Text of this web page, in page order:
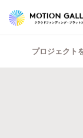
プロジェクト